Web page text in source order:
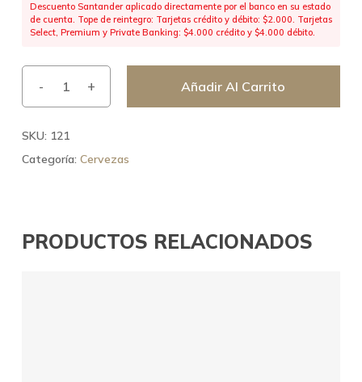
Descuento Santander aplicado directamente por el banco en su estado
de cuenta. Tope de reintegro: Tarjetas crédito y débito: $2.000. Tarjetas
Select, Premium y Private Banking: $4.000 crédito y $4.000 débito.
Añadir Al Carrito
SKU: 121
Categoría: Cervezas
PRODUCTOS RELACIONADOS